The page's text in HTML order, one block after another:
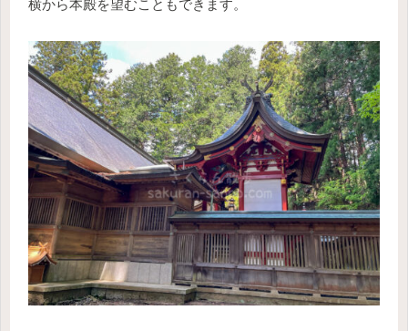
横から本殿を望むこともできます。